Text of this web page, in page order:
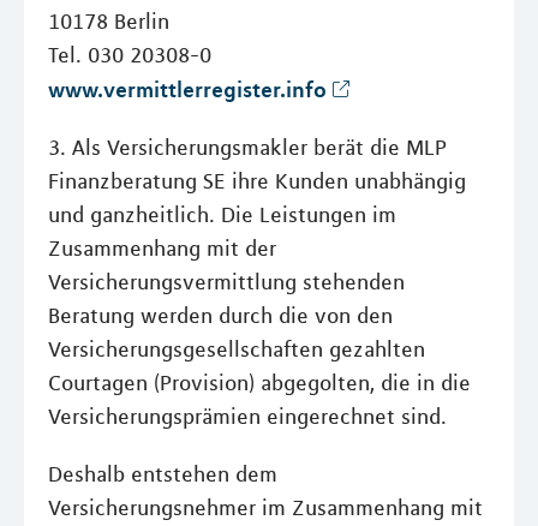
10178 Berlin
Tel. 030 20308-0
www.vermittlerregister.info
3. Als Versicherungsmakler berät die MLP
Finanzberatung SE ihre Kunden unabhängig
und ganzheitlich. Die Leistungen im
Zusammenhang mit der
Versicherungsvermittlung stehenden
Beratung werden durch die von den
Versicherungsgesellschaften gezahlten
Courtagen (Provision) abgegolten, die in die
Versicherungsprämien eingerechnet sind.
Deshalb entstehen dem
Versicherungsnehmer im Zusammenhang mit